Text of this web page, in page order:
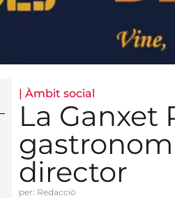
| Àmbit social
La Ganxet
director
per: Redacció